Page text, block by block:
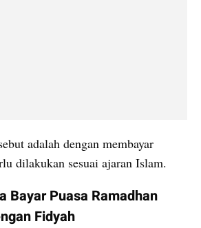
adalah dengan membayar
dilakukan sesuai ajaran Islam.
Bayar Puasa Ramadhan
Fidyah